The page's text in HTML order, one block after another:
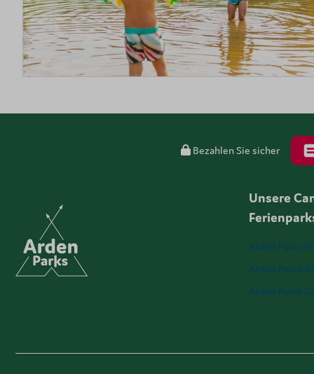
Bezahlen Sie sicher
Unsere
Arden Parks
Arden Parks
Arden Parks